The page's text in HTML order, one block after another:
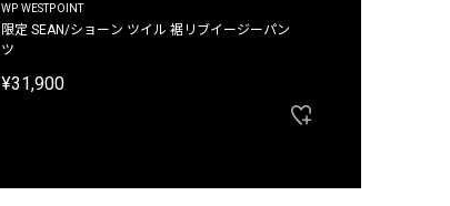
WP WESTPOINT
限定 SEAN/ショーン ツイル 裾リブイージーパン
ツ
¥31,900